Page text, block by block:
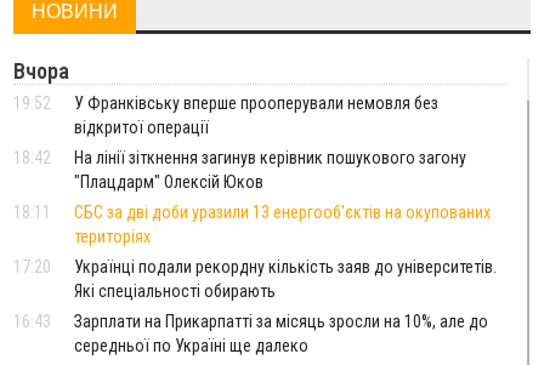
НОВИНИ
Вчора
19:52
У Франківську вперше прооперували немовля без
відкритої операції
18:42
На лінії зіткнення загинув керівник пошукового загону
"Плацдарм" Олексій Юков
18:11
СБС за дві доби уразили 13 енергооб'єктів на окупованих
територіях
17:20
Українці подали рекордну кількість заяв до університетів.
Які спеціальності обирають
16:43
Зарплати на Прикарпатті за місяць зросли на 10%, але до
середньої по Україні ще далеко